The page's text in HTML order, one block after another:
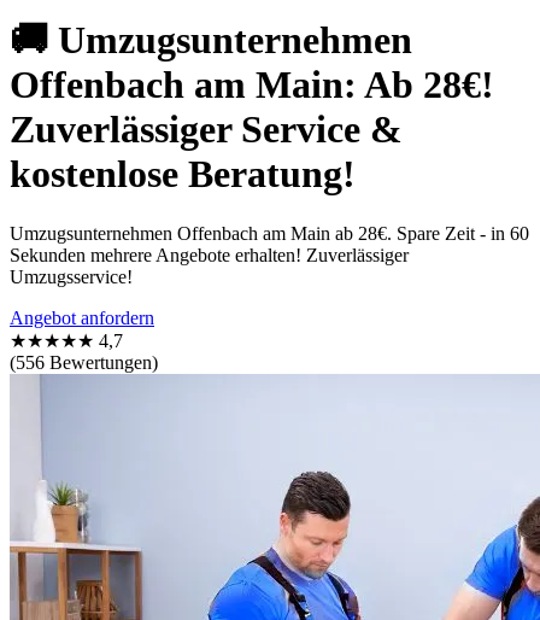
🚚 Umzugsunternehmen
Offenbach am Main: Ab 28€!
Zuverlässiger Service &
kostenlose Beratung!
Umzugsunternehmen Offenbach am Main ab 28€. Spare Zeit - in 60
Sekunden mehrere Angebote erhalten! Zuverlässiger
Umzugsservice!
Angebot anfordern
★★★★★ 4,7
(556 Bewertungen)